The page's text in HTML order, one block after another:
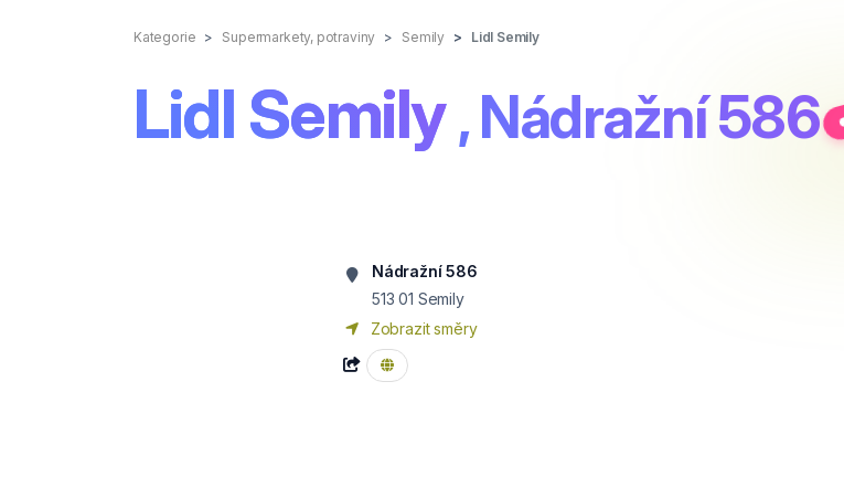
Kategorie Supermarkety, potraviny Semily Lidl Semily
Lidl Semily , Nádražní 586
Nádražní 586
513 01 Semily
Zobrazit směry